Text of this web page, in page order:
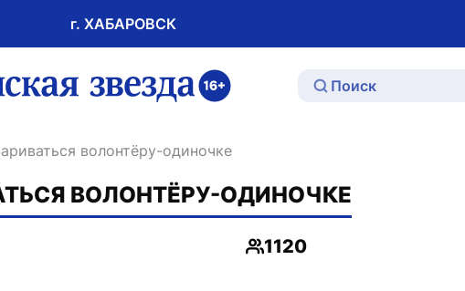
г. ХАБАРОВСК
ссылка на главную
волонтёру-одиночке
ВОЛОНТЁРУ-ОДИНОЧКЕ
Просмотры
1120